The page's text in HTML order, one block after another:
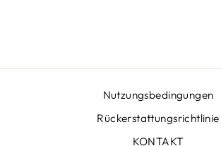
Nutzungsbedingungen
Rückerstattungsrichtlinie
KONTAKT